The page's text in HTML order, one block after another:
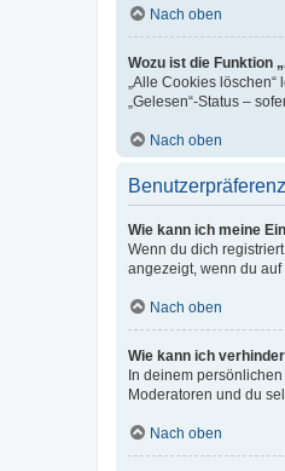
Nach oben
Wozu ist die Funktion
„Alle Cookies
„Gelesen“-Status –
Nach oben
Wie kann ich meine
Wenn du dich
angezeigt, wenn du
Nach oben
Wie kann ich
In deinem
Moderatoren und du
Nach oben